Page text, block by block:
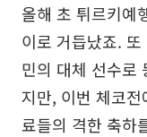
올해 초 튀르키예
이로 거듭났죠.
민의 대체 선수로
지만, 이번 체코
료들의 격한 축하